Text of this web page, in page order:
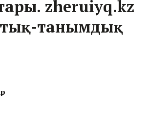
zheruiyq.kz
танымдық